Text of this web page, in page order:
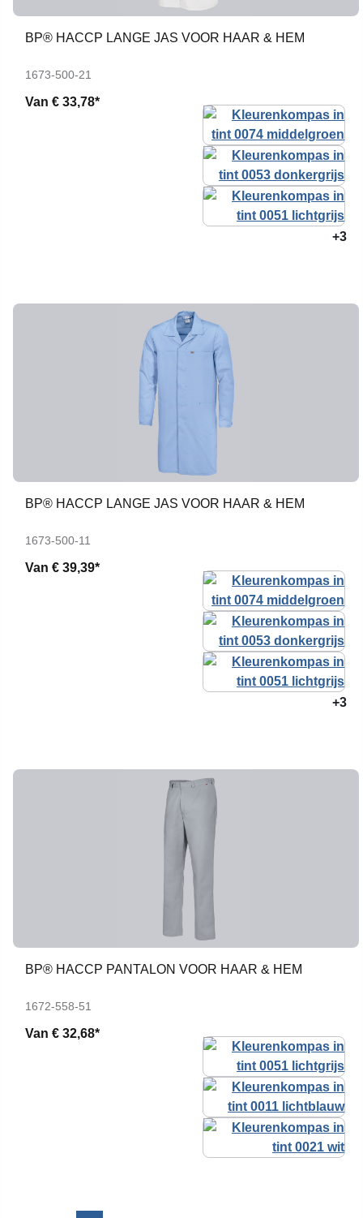
BP® HACCP LANGE JAS VOOR HAAR & HEM
1673-500-21
Van € 33,78*
+3
BP® HACCP LANGE JAS VOOR HAAR & HEM
1673-500-11
Van € 39,39*
+3
BP® HACCP PANTALON VOOR HAAR & HEM
1672-558-51
Van € 32,68*